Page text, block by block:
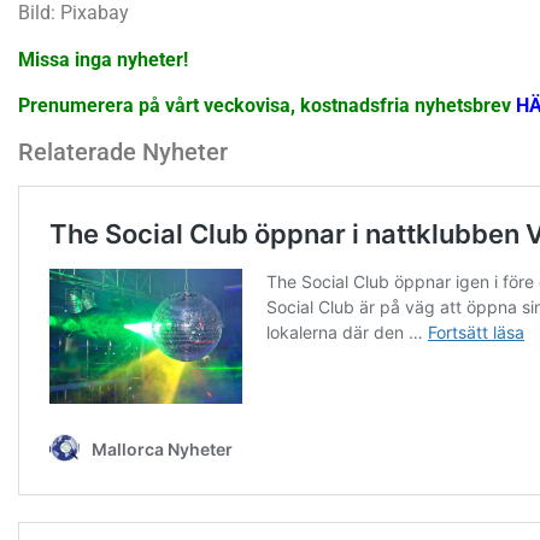
Bild: Pixabay
Missa inga nyheter!
Prenumerera på vårt veckovisa, kostnadsfria nyhetsbrev
Relaterade Nyheter